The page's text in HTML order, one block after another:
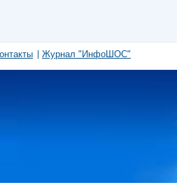
Журнал "ИнфоШОС"